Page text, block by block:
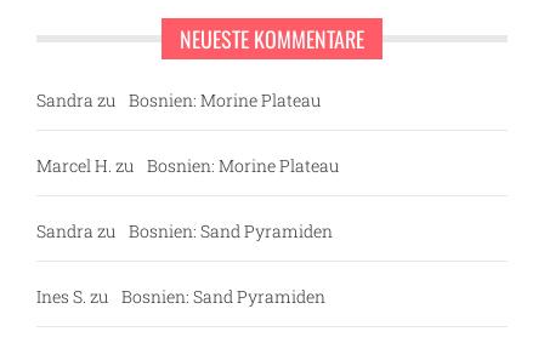
NEUESTE KOMMENTARE
Sandra zu Bosnien: Morine Plateau
Marcel H. zu Bosnien: Morine Plateau
Sandra zu Bosnien: Sand Pyramiden
Ines S. zu Bosnien: Sand Pyramiden